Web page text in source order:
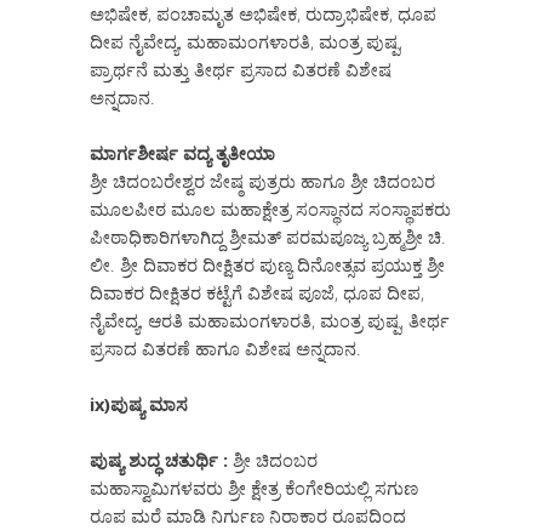
ಅಭಿಷೇಕ, ಪಂಚಾಮೃತ ಅಭಿಷೇಕ, ರುದ್ರಾಭಿಷೇಕ, ಧೂಪ
ದೀಪ ನೈವೇದ್ಯ, ಮಹಾಮಂಗಳಾರತಿ, ಮಂತ್ರ ಪುಷ್ಪ,
ಪ್ರಾರ್ಥನೆ ಮತ್ತು ತೀರ್ಥ ಪ್ರಸಾದ ವಿತರಣೆ ವಿಶೇಷ
ಅನ್ನದಾನ.
ಮಾರ್ಗಶೀರ್ಷ ವದ್ಯ ತೃತೀಯಾ
ಶ್ರೀ ಚಿದಂಬರೇಶ್ವರ ಜೇಷ್ಠ ಪುತ್ರರು ಹಾಗೂ ಶ್ರೀ ಚಿದಂಬರ
ಮೂಲಪೀಠ ಮೂಲ ಮಹಾಕ್ಷೇತ್ರ ಸಂಸ್ಥಾನದ ಸಂಸ್ಥಾಪಕರು
ಪೀಠಾಧಿಕಾರಿಗಳಾಗಿದ್ದ ಶ್ರೀಮತ್ ಪರಮಪೂಜ್ಯ ಬ್ರಹ್ಮಶ್ರೀ ಚಿ.
ಲೀ. ಶ್ರೀ ದಿವಾಕರ ದೀಕ್ಷಿತರ ಪುಣ್ಯ ದಿನೋತ್ಸವ ಪ್ರಯುಕ್ತ ಶ್ರೀ
ದಿವಾಕರ ದೀಕ್ಷಿತರ ಕಟ್ಟೆಗೆ ವಿಶೇಷ ಪೂಜೆ, ಧೂಪ ದೀಪ,
ನೈವೇದ್ಯ, ಆರತಿ ಮಹಾಮಂಗಳಾರತಿ, ಮಂತ್ರ ಪುಷ್ಪ, ತೀರ್ಥ
ಪ್ರಸಾದ ವಿತರಣೆ ಹಾಗೂ ವಿಶೇಷ ಅನ್ನದಾನ.
ix)ಪುಷ್ಯ ಮಾಸ
ಪುಷ್ಯ ಶುದ್ಧ ಚತುರ್ಥಿ : ಶ್ರೀ ಚಿದಂಬರ
ಮಹಾಸ್ವಾಮಿಗಳವರು ಶ್ರೀ ಕ್ಷೇತ್ರ ಕೆಂಗೇರಿಯಲ್ಲಿ ಸಗುಣ
ರೂಪ ಮರೆ ಮಾಡಿ ನಿರ್ಗುಣ ನಿರಾಕಾರ ರೂಪದಿಂದ